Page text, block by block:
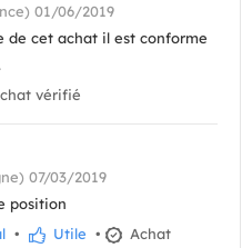
01/06/2019
de cet achat il est conforme
vérifié
07/03/2019
position
• Utile •
Achat